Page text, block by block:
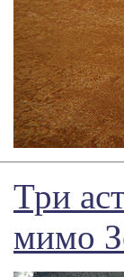
Три
мимо